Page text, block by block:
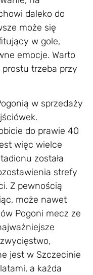
daleko do
może się
w gole,
emocje. Warto
prostu trzeba przy
w sprzedaży
do prawie 40
więc wielce
została
strefy
Z pewnością
może nawet
Pogoni mecz ze
jest w Szczecinie
a każda